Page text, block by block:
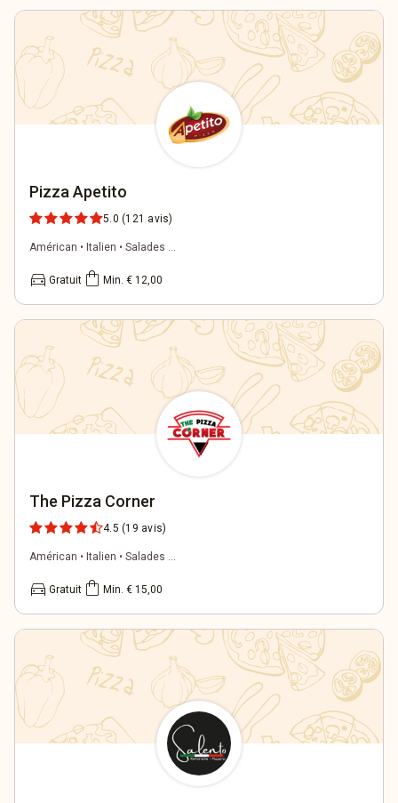
Pizza Apetito
5.0 (121 avis)
Américan • Italien • Salades ...
directions_car Gratuit shopping_bag Min. € 12,00
The Pizza Corner
4.5 (19 avis)
Américan • Italien • Salades ...
directions_car Gratuit shopping_bag Min. € 15,00